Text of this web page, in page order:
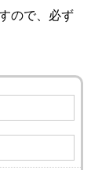
ので、必ず